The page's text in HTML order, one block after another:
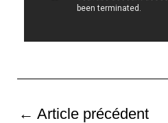
← Article précédent